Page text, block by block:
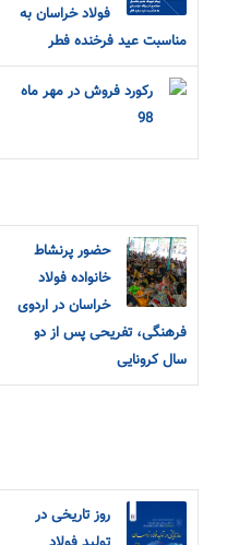
فولاد خراسان به
مناسبت عید فرخنده فطر
رکورد فروش در مهر ماه
98
حضور پرنشاط
خانواده فولاد
خراسان در اردوی
فرهنگی، تفریحی پس از دو
سال کرونایی
روز تاریخی در